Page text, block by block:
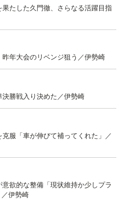
果たした久門徹、さらなる活躍目指
年大会のリベンジ狙う／伊勢崎
勝戦入り決めた／伊勢崎
服「車が伸びて補ってくれた」／
欲的な整備「現状維持か少しプラ
伊勢崎